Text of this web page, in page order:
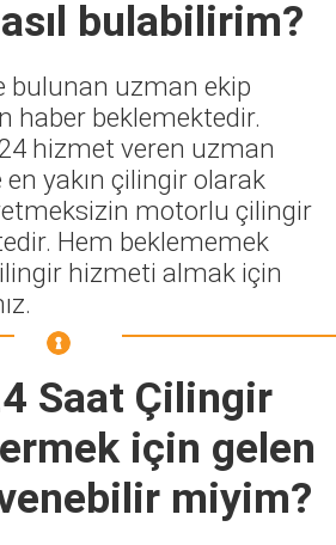
bulabilirim?
bulunan uzman ekip
haber beklemektedir.
hizmet veren uzman
yakın çilingir olarak
motorlu çilingir
Hem beklememek
hizmeti almak için
Saat Çilingir
için gelen
miyim?